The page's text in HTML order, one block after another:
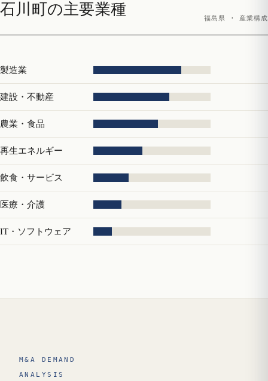
石川町の主要業種
福島県 · 産業構成
製造業
建設・不動産
農業・食品
再生エネルギー
飲食・サービス
医療・介護
IT・ソフトウェア
M&A DEMAND
ANALYSIS